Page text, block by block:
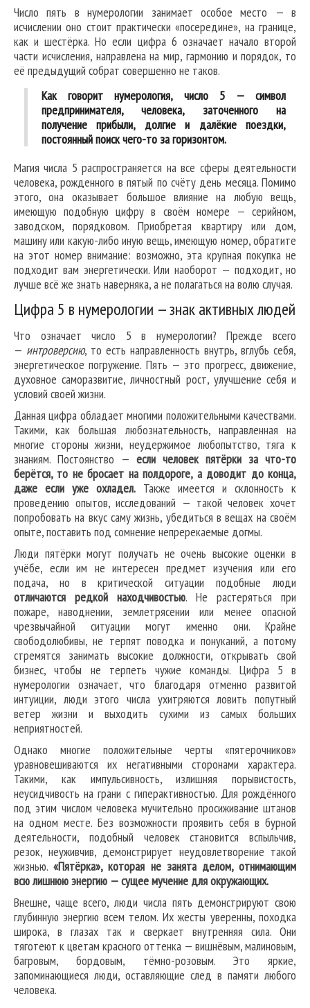
Число пять в нумерологии занимает особое место — в
исчислении оно стоит практически «посередине», на границе,
как и шестёрка. Но если цифра 6 означает начало второй
части исчисления, направлена на мир, гармонию и порядок, то
её предыдущий собрат совершенно не таков.
Как говорит нумерология, число 5 — символ
предпринимателя, человека, заточенного на
получение прибыли, долгие и далёкие поездки,
постоянный поиск чего-то за горизонтом.
Магия числа 5 распространяется на все сферы деятельности
человека, рожденного в пятый по счёту день месяца. Помимо
этого, она оказывает большое влияние на любую вещь,
имеющую подобную цифру в своём номере — серийном,
заводском, порядковом. Приобретая квартиру или дом,
машину или какую-либо иную вещь, имеющую номер, обратите
на этот номер внимание: возможно, эта крупная покупка не
подходит вам энергетически. Или наоборот — подходит, но
лучше всё же знать наверняка, а не полагаться на волю случая.
Цифра 5 в нумерологии — знак активных людей
Что означает число 5 в нумерологии? Прежде всего
— интроверсию, то есть направленность внутрь, вглубь себя,
энергетическое погружение. Пять — это прогресс, движение,
духовное саморазвитие, личностный рост, улучшение себя и
условий своей жизни.
Данная цифра обладает многими положительными качествами.
Такими, как большая любознательность, направленная на
многие стороны жизни, неудержимое любопытство, тяга к
знаниям. Постоянство — если человек пятёрки за что-то
берётся, то не бросает на полдороге, а доводит до конца,
даже если уже охладел. Также имеется и склонность к
проведению опытов, исследований — такой человек хочет
попробовать на вкус саму жизнь, убедиться в вещах на своём
опыте, поставить под сомнение непререкаемые догмы.
Люди пятёрки могут получать не очень высокие оценки в
учёбе, если им не интересен предмет изучения или его
подача, но в критической ситуации подобные люди
отличаются редкой находчивостью. Не растеряться при
пожаре, наводнении, землетрясении или менее опасной
чрезвычайной ситуации могут именно они. Крайне
свободолюбивы, не терпят поводка и понуканий, а потому
стремятся занимать высокие должности, открывать свой
бизнес, чтобы не терпеть чужие команды. Цифра 5 в
нумерологии означает, что благодаря отменно развитой
интуиции, люди этого числа ухитряются ловить попутный
ветер жизни и выходить сухими из самых больших
неприятностей.
Однако многие положительные черты «пятерочников»
уравновешиваются их негативными сторонами характера.
Такими, как импульсивность, излишняя порывистость,
неусидчивость на грани с гиперактивностью. Для рождённого
под этим числом человека мучительно просиживание штанов
на одном месте. Без возможности проявить себя в бурной
деятельности, подобный человек становится вспыльчив,
резок, неуживчив, демонстрирует неудовлетворение такой
жизнью.«Пятёрка», которая не занята делом, отнимающим
всю лишнюю энергию — сущее мучение для окружающих.
Внешне, чаще всего, люди числа пять демонстрируют свою
глубинную энергию всем телом. Их жесты уверенны, походка
широка, в глазах так и сверкает внутренняя сила. Они
тяготеют к цветам красного оттенка — вишнёвым, малиновым,
багровым, бордовым, тёмно-розовым. Это яркие,
запоминающиеся люди, оставляющие след в памяти любого
человека.